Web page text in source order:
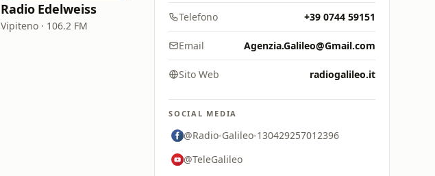
Radio Edelweiss
Vipiteno · 106.2 FM
Telefono +39 0744 59151
Email Agenzia.Galileo@Gmail.com
Sito Web radiogalileo.it
SOCIAL MEDIA
@Radio-Galileo-130429257012396
@TeleGalileo